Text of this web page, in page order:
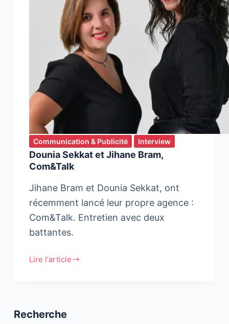
Communication & Publicité Interview
Dounia Sekkat et Jihane Bram,
Com&Talk
Jihane Bram et Dounia Sekkat, ont
récemment lancé leur propre agence :
Com&Talk. Entretien avec deux
battantes.
Lire l'article
Dounia
Bram,
Recherche